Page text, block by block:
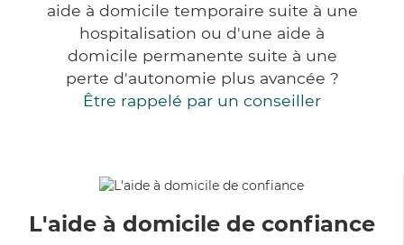
aide à domicile temporaire suite à une
hospitalisation ou d'une aide à
domicile permanente suite à une
perte d'autonomie plus avancée ?
Être rappelé par un conseiller
L'aide à domicile de confiance